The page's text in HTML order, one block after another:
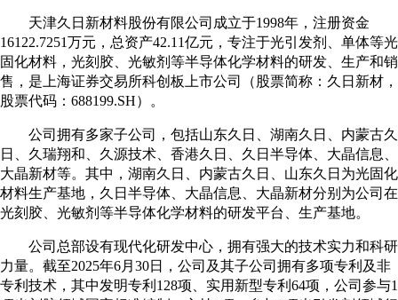
天津久日新材料股份有限公司成立于1998年，注册资金
16122.7251万元，总资产42.11亿元，专注于光引发剂、单体等光
固化材料，光刻胶、光敏剂等半导体化学材料的研发、生产和销
售，是上海证券交易所科创板上市公司（股票简称：久日新材，
股票代码：688199.SH）。
公司拥有多家子公司，包括山东久日、湖南久日、内蒙古久
日、久瑞翔和、久源技术、香港久日、久日半导体、大晶信息、
大晶新材等。其中，湖南久日、内蒙古久日、山东久日为光固化
材料生产基地，久日半导体、大晶信息、大晶新材分别为公司在
光刻胶、光敏剂等半导体化学材料的研发平台、生产基地。
公司总部设有现代化研发中心，拥有强大的技术实力和科研
力量。截至2025年6月30日，公司及其子公司拥有多项专利及非
专利技术，其中发明专利128项、实用新型专利64项，公司参与1